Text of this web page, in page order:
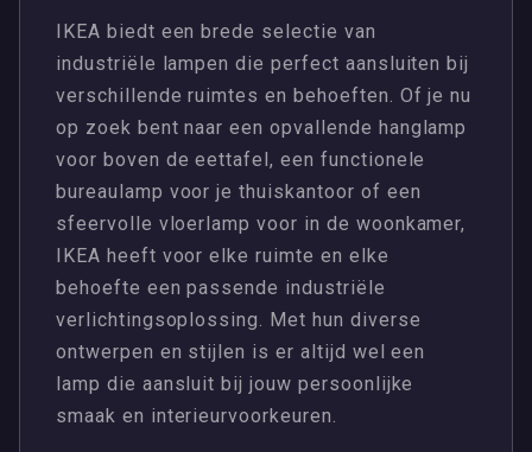
IKEA biedt een brede selectie van
industriële lampen die perfect aansluiten bij
verschillende ruimtes en behoeften. Of je nu
op zoek bent naar een opvallende hanglamp
voor boven de eettafel, een functionele
bureaulamp voor je thuiskantoor of een
sfeervolle vloerlamp voor in de woonkamer,
IKEA heeft voor elke ruimte en elke
behoefte een passende industriële
verlichtingsoplossing. Met hun diverse
ontwerpen en stijlen is er altijd wel een
lamp die aansluit bij jouw persoonlijke
smaak en interieurvoorkeuren.